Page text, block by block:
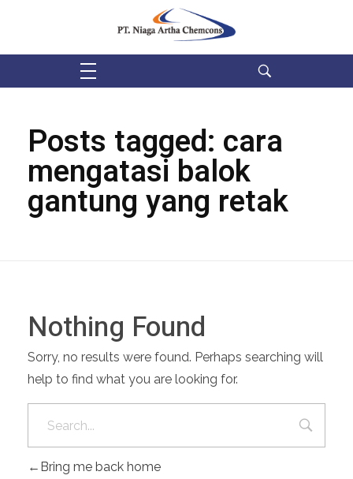
PT Niaga Artha Chemcons
Posts tagged: cara
mengatasi balok
gantung yang retak
Nothing Found
Sorry, no results were found. Perhaps searching will
help to find what you are looking for.
Bring me back home